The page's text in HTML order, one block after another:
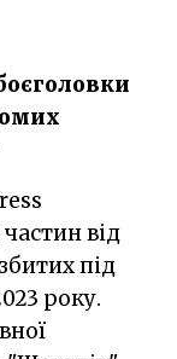
від
під
року.